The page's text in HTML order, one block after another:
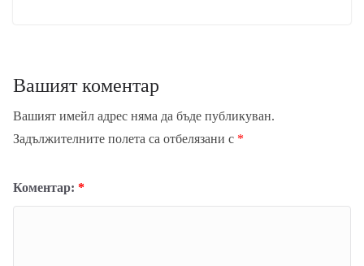
Вашият коментар
Вашият имейл адрес няма да бъде публикуван.
Задължителните полета са отбелязани с *
Коментар: *